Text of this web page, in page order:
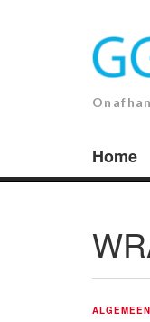
Home
ALGEMEEN